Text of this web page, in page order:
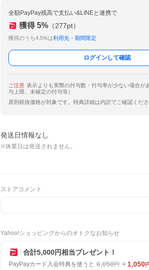
全額PayPay残高で支払い&LINEと連携で
獲得 5% （277pt）
獲得のうち4.5%は利用先・期間限定
ログインして確認
ご注意 表示よりも実際の付与数・付与率が少ない場合が
与上限、未確定の付与等）
原則税抜価格が対象です。特典詳細は内訳でご確認くださ
発送日情報なし
※休業日は発送されません。
ストアコメント
Yahoo!ショッピングからのオトクなお知らせ
合計5,000円相当プレゼント！
PayPayカード入会特典を使うと 6,050円 1,050円